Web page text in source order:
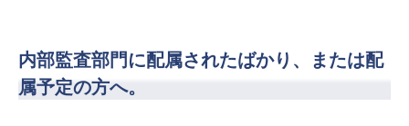
内部監査部門に配属されたばかり、または配
属予定の方へ。